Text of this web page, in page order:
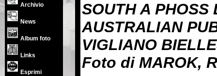
Archivio
News
Album foto
Links
Esprimi
SOUTH A PHOSS
AUSTRALIAN
VIGLIANO
Foto di MAROK,